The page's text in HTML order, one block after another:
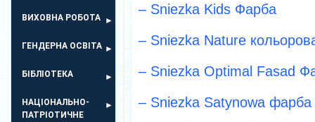
ВИХОВНА РОБОТА
ГЕНДЕРНА ОСВІТА
БІБЛІОТЕКА
НАЦІОНАЛЬНО-
ПАТРІОТИЧНЕ
– Sniezka Kids Фарба
– Sniezka Nature
– Sniezka Optimal Fasad
– Sniezka Satynowa фарба